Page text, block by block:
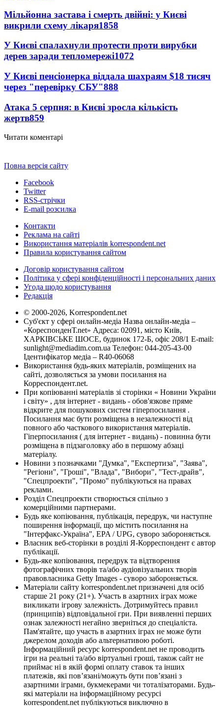
Мільйонна застава і смерть двійні: у Києві
викрили схему лікаря1858
У Києві спалахнули протести проти вирубки
дерев заради тепломережі1072
У Києві пенсіонерка віддала шахраям $18 тисяч
через "перевірку СБУ"888
Атака 5 серпня: в Києві зросла кількість
жертв859
Читати коментарі
Повна версія сайту
Facebook
Twitter
RSS-стрічки
E-mail розсилка
Контакти
Реклама на сайті
Використання матеріалів korrespondent.net
Правила користування сайтом
Договір користування сайтом
Політика у сфері конфіденційності і персональних даних
Угода щодо користування
Редакція
© 2000-2026, Korrespondent.net
Суб'єкт у сфері онлайн-медіа Назва онлайн-медіа –
«КореспонденТ.net» Адреса: 02091, місто Київ,
ХАРКІВСЬКЕ ШОСЕ, будинок 172-Б, офіс 208/1 E-mail:
sunlight@mediadim.com.ua Телефон: 044-205-43-00
Ідентифікатор медіа – R40-06068
Використання будь-яких матеріалів, розміщених на
сайті, дозволяється за умови посилання на
Корреспондент.net.
При копіюванні матеріалів зі сторінки « Новини України
і світу» , для інтернет - видань - обов'язкове пряме
відкрите для пошукових систем гіперпосилання .
Посилання має бути розміщена в незалежності від
повного або часткового використання матеріалів.
Гіперпосилання ( для інтернет - видань) - повинна бути
розміщена в підзаголовку або в першому абзаці
матеріалу.
Новини з позначками "Думка", "Експертиза", "Заява",
"Регіони", "Гроші", "Влада", "Вибори", "Тест-драйв",
"Спецпроекти", "Промо" публікуються на правах
реклами.
Розділ Спецпроекти створюється спільно з
комерційними партнерами.
Будь яке копіювання, публікація, передрук, чи наступне
поширення інформації, що містить посилання на
"Інтерфакс-Україна", EPA / UPG, суворо забороняється.
Власник веб-сторінки в розділі Я-Корреспондент є автор
публікації.
Будь-яке копіювання, передрук та відтворення
фотографічних творів та/або аудіовізуальних творів
правовласника Getty Images - суворо забороняється.
Матеріали сайту korrespondent.net призначені для осіб
старше 21 року (21+). Участь в азартних іграх може
викликати ігрову залежність. Дотримуйтесь правил
(принципів) відповідальної гри. При виявленні перших
ознак залежності негайно зверніться до спеціаліста.
Пам'ятайте, що участь в азартних іграх не може бути
джерелом доходів або альтернативою роботі.
Інформаційний ресурс korrespondent.net не проводить
ігри на реальні та/або віртуальні гроші, також сайт не
приймає ні в якій формі оплату ставок та інших
платежів, які пов’язані/можуть бути пов’язані з
азартними іграми, букмекерами чи тоталізаторами. Будь-
які матеріали на інформаційному ресурсі
korrespondent.net публікуються виключно в